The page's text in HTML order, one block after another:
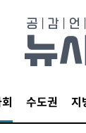
수도권 지